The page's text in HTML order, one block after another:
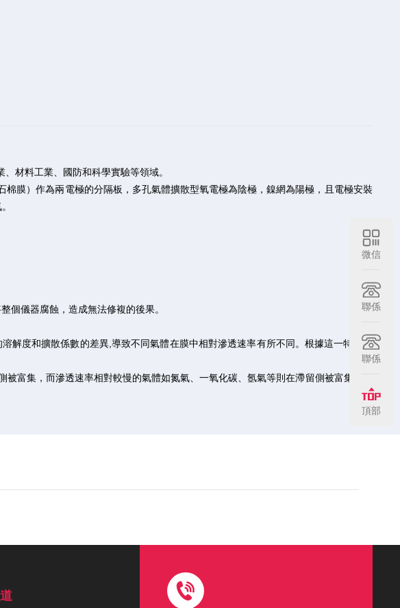
材料工業、國防和科學實驗等領域。
膜）作為兩電極的分隔板，多孔氣體擴散型氧電極為陰極，鎳網為陽極，且電極安裝
儀器腐蝕，造成無法修複的後果。
度和擴散係數的差異,導致不同氣體在膜中相對滲透速率有所不同。根據這一特性，
集，而滲透速率相對較慢的氣體如氮氣、一氧化碳、氬氣等則在滯留側被富集，從
微信
聯係
聯係
頂部